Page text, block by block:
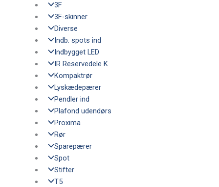
3F
3F-skinner
Diverse
Indb. spots ind
Indbygget LED
IR Reservedele K
Kompaktrør
Lyskædepærer
Pendler ind
Plafond udendørs
Proxima
Rør
Sparepærer
Spot
Stifter
T5